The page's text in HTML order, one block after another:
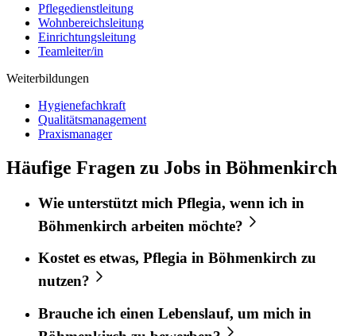
Pflegedienstleitung
Wohnbereichsleitung
Einrichtungsleitung
Teamleiter/in
Weiterbildungen
Hygienefachkraft
Qualitätsmanagement
Praxismanager
Häufige Fragen zu Jobs in Böhmenkirch
Wie unterstützt mich Pflegia, wenn ich in
Böhmenkirch arbeiten möchte?
Kostet es etwas, Pflegia in Böhmenkirch zu
nutzen?
Brauche ich einen Lebenslauf, um mich in